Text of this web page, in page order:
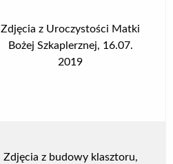
Zdjęcia z Uroczystości Matki
Bożej Szkaplerznej, 16.07.
2019
Zdjęcia z budowy klasztoru,